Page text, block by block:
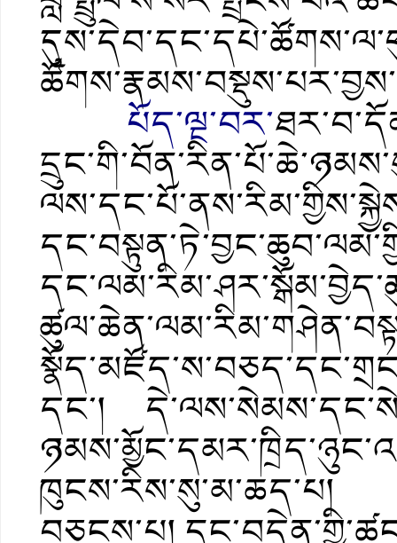
པོད་ལྔ་བར་
དང་།
ཁུངས་རིས་སུ་མ་ཆད་པ།
བཅངས་པ།